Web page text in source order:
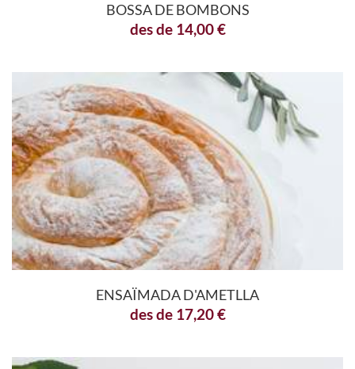
BOSSA DE BOMBONS
des de14,00€
ENSAÏMADA D'AMETLLA
des de17,20€